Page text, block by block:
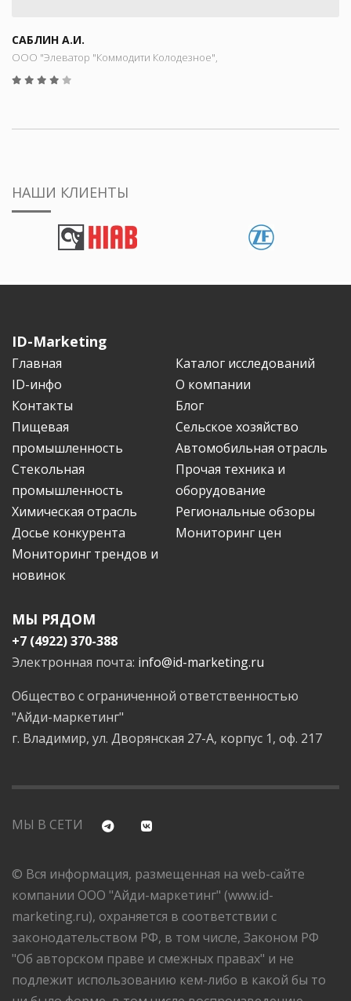
САБЛИН А.И.
ООО "Элеватор "Коммодити Колодезное",
НАШИ КЛИЕНТЫ
ID-Marketing
Главная
Каталог исследований
ID-инфо
О компании
Контакты
Блог
Пищевая
промышленность
Сельское хозяйство
Автомобильная отрасль
Стекольная
промышленность
Прочая техника и
оборудование
Химическая отрасль
Региональные обзоры
Досье конкурента
Мониторинг цен
Мониторинг трендов и
новинок
МЫ РЯДОМ
+7 (4922) 370-388
Электронная почта: info@id-marketing.ru
Общество с ограниченной ответственностью
"Айди-маркетинг"
г. Владимир, ул. Дворянская 27-А, корпус 1, оф. 217
МЫ В СЕТИ
© Вся информация, размещенная на web-сайте
компании ООО "Айди-маркетинг" (www.id-
marketing.ru), охраняется в соответствии с
законодательством РФ, в том числе, Законом РФ
"Об авторском праве и смежных правах" и не
подлежит использованию кем-либо в какой бы то